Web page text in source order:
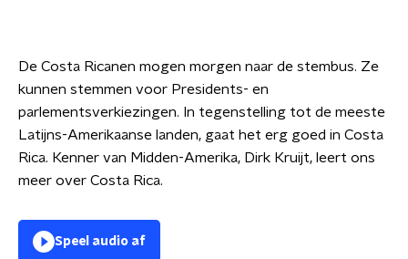
De Costa Ricanen mogen morgen naar de stembus. Ze
kunnen stemmen voor Presidents- en
parlementsverkiezingen. In tegenstelling tot de meeste
Latijns-Amerikaanse landen, gaat het erg goed in Costa
Rica. Kenner van Midden-Amerika, Dirk Kruijt, leert ons
meer over Costa Rica.
Speel audio af